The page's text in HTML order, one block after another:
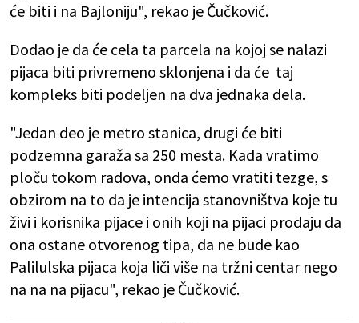
će biti i na Bajloniju", rekao je Čučković.
Dodao je da će cela ta parcela na kojoj se nalazi
pijaca biti privremeno sklonjena i da će taj
kompleks biti podeljen na dva jednaka dela.
"Jedan deo je metro stanica, drugi će biti
podzemna garaža sa 250 mesta. Kada vratimo
ploču tokom radova, onda ćemo vratiti tezge, s
obzirom na to da je intencija stanovništva koje tu
živi i korisnika pijace i onih koji na pijaci prodaju da
ona ostane otvorenog tipa, da ne bude kao
Palilulska pijaca koja liči više na tržni centar nego
na na na pijacu", rekao je Čučković.